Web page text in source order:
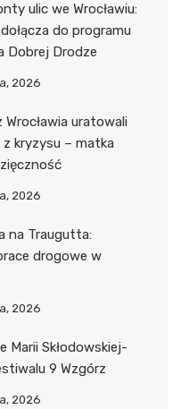
ulic we Wrocławiu:
do programu
Dobrej Drodze
2026
Wrocławia uratowali
kryzysu – matka
2026
na Traugutta:
drogowe w
2026
Marii Skłodowskiej-
9 Wzgórz
2026